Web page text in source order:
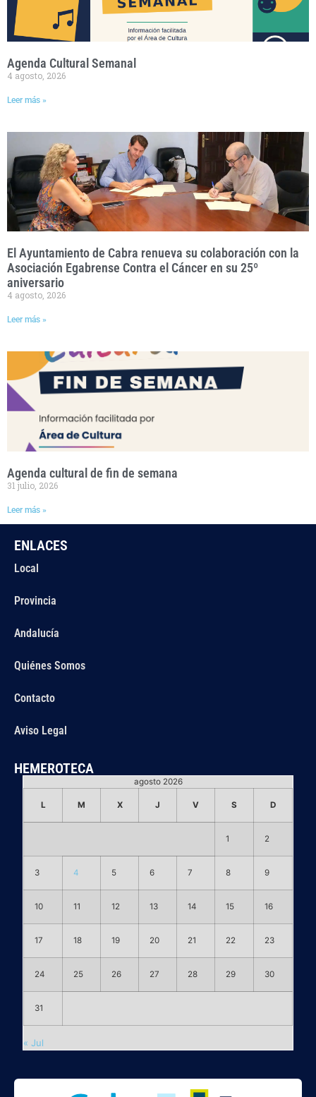
Agenda Cultural Semanal
4 agosto, 2026
Leer más »
El Ayuntamiento de Cabra renueva su colaboración con la
Asociación Egabrense Contra el Cáncer en su 25º
aniversario
4 agosto, 2026
Leer más »
Agenda cultural de fin de semana
31 julio, 2026
Leer más »
ENLACES
Local
Provincia
Andalucía
Quiénes Somos
Contacto
Aviso Legal
HEMEROTECA
agosto 2026
L M X J V S D
1 2
3 4 5 6 7 8 9
10 11 12 13 14 15 16
17 18 19 20 21 22 23
24 25 26 27 28 29 30
31
« Jul